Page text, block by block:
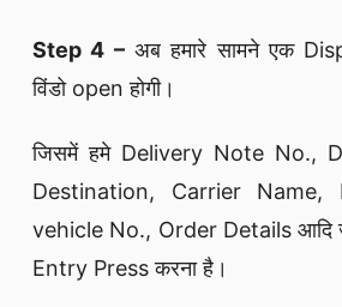
Step 4 –अब हमारे सामने एक
विंडो open होगी।
जिसमें हमे Delivery Note No.,
Destination, Carrier
vehicle No., Order Details आदि
Entry Press करना है।